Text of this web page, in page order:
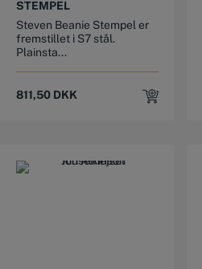
STEMPEL
Steven Beanie Stempel er
fremstillet i S7 stål.
Plainsta...
811,50 DKK